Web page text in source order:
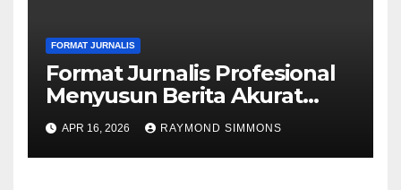
FORMAT JURNALIS
Format Jurnalis Profesional
Menyusun Berita Akurat
Cepat
APR 16, 2026 RAYMOND SIMMONS